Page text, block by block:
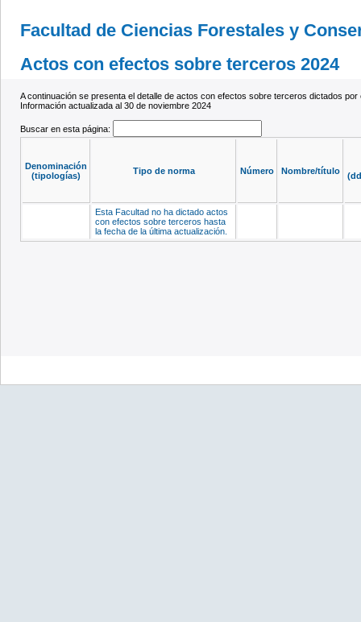
Facultad de Ciencias Forestales y
Actos con efectos sobre terceros 2024
A continuación se presenta el detalle de actos con efectos sobre terceros dictados por
Información actualizada al 30 de noviembre 2024
Buscar en esta página:
Denominación
(tipologías)
Tipo de norma Número Nombre/título
Esta Facultad no ha dictado actos
con efectos sobre terceros hasta
la fecha de la última actualización.